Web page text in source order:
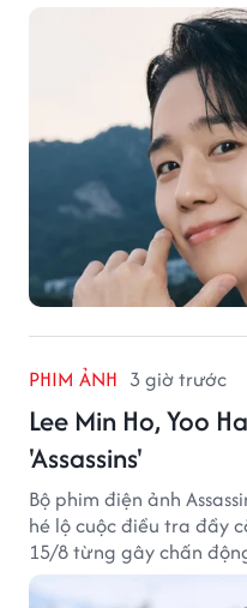
PHIM ẢNH 3 giờ trước
Lee Min Ho, Yoo
'Assassins'
Bộ phim điện ảnh
hé lộ cuộc điều tra đầy
15/8 từng gây chấn